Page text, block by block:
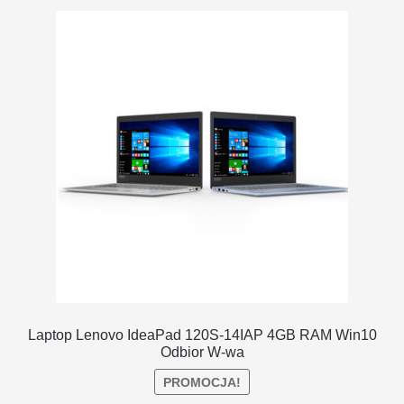
REGULAMIN SKLEPU
Laptop Lenovo IdeaPad 120S-14IAP 4GB RAM Win10
Odbior W-wa
PROMOCJA!